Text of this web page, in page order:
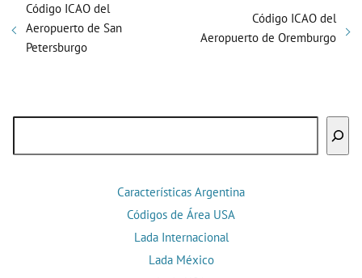
Código ICAO del
Aeropuerto de San
Petersburgo
Código ICAO del
Aeropuerto de Oremburgo
Características Argentina
Códigos de Área USA
Lada Internacional
Lada México